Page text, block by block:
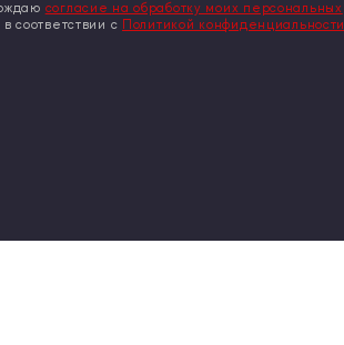
согласие на обработку моих персональных
в соответствии с Политикой конфиденциальности